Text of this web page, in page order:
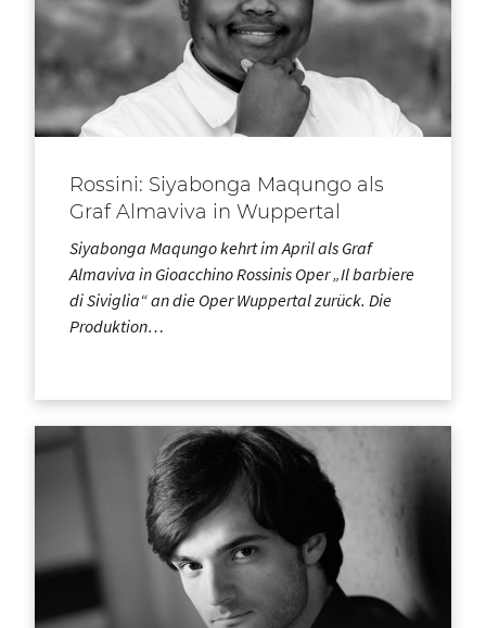
Rossini: Siyabonga Maqungo als
Graf Almaviva in Wuppertal
Siyabonga Maqungo kehrt im April als Graf
Almaviva in Gioacchino Rossinis Oper „Il barbiere
di Siviglia“ an die Oper Wuppertal zurück. Die
Produktion…